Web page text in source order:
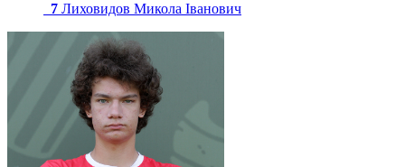
7 Лиховидов Микола Іванович